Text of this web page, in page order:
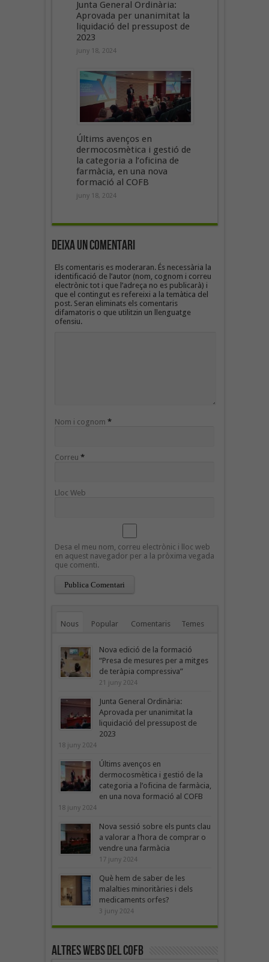
Junta General Ordinària:
Aprovada per unanimitat la
liquidació del pressupost de
2023
juny 18, 2024
Últims avenços en
dermocosmètica i gestió de
la categoria a l’oficina de
farmàcia, en una nova
formació al COFB
juny 18, 2024
Deixa un Comentari
Els comentaris es moderaran. És necessària la
identificació de l’autor (nom, cognom i correu
electrònic tot i que l’adreça no es publicarà) i
que el contingut es refereixi a la temàtica del
post. Seran eliminats els comentaris
difamatoris o que utilitzin un llenguatge
ofensiu.
Nom i cognom *
Correu *
Lloc Web
Desa el meu nom, correu electrònic i lloc web
en aquest navegador per a la pròxima vegada
que comenti.
Nous Popular Comentaris Temes
Nova edició de la formació
“Presa de mesures per a mitges
de teràpia compressiva”
21 juny 2024
Junta General Ordinària:
Aprovada per unanimitat la
liquidació del pressupost de
2023
18 juny 2024
Últims avenços en
dermocosmètica i gestió de la
categoria a l’oficina de farmàcia,
en una nova formació al COFB
18 juny 2024
Nova sessió sobre els punts clau
a valorar a l’hora de comprar o
vendre una farmàcia
17 juny 2024
Què hem de saber de les
malalties minoritàries i dels
medicaments orfes?
3 juny 2024
Altres webs del COFB